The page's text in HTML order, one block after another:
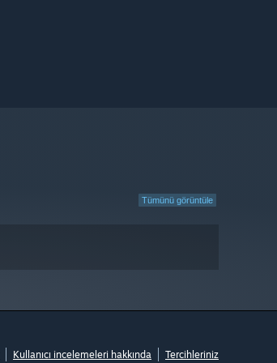
Tümünü görüntüle
Kullanıcı incelemeleri hakkında Tercihleriniz